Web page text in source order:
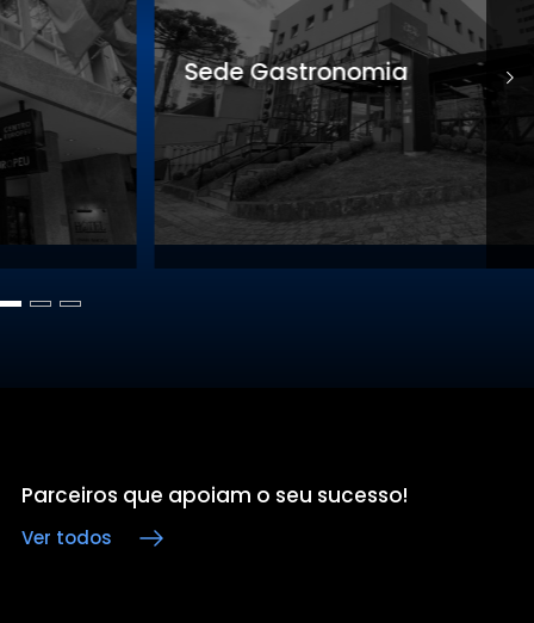
Sede Gastronomia
Parceiros que apoiam o seu sucesso!
Ver todos